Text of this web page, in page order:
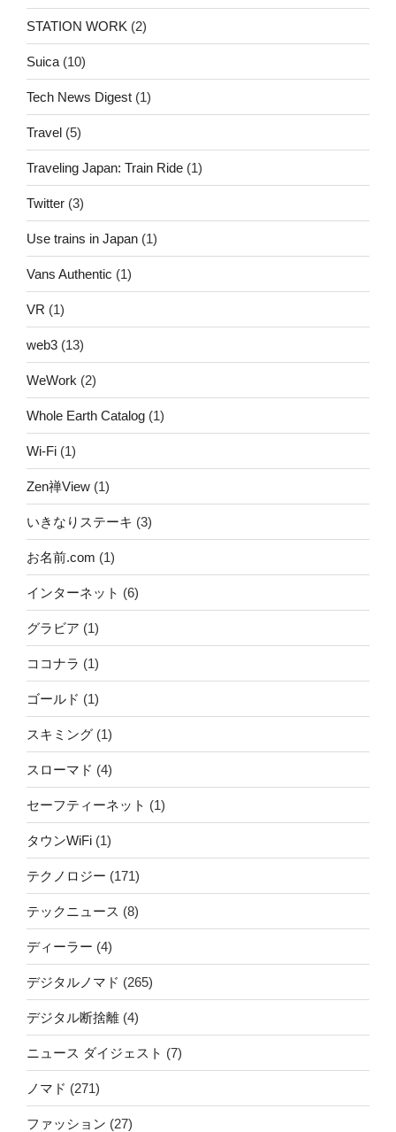
STATION WORK (2)
Suica (10)
Tech News Digest (1)
Travel (5)
Traveling Japan: Train Ride (1)
Twitter (3)
Use trains in Japan (1)
Vans Authentic (1)
VR (1)
web3 (13)
WeWork (2)
Whole Earth Catalog (1)
Wi-Fi (1)
Zen禅View (1)
いきなりステーキ (3)
お名前.com (1)
インターネット (6)
グラビア (1)
ココナラ (1)
ゴールド (1)
スキミング (1)
スローマド (4)
セーフティーネット (1)
タウンWiFi (1)
テクノロジー (171)
テックニュース (8)
ディーラー (4)
デジタルノマド (265)
デジタル断捨離 (4)
ニュース ダイジェスト (7)
ノマド (271)
ファッション (27)